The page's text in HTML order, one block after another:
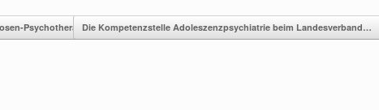
Psychotherapie…Die Kompetenzstelle Adoleszenzpsychiatrie beim Landesverband…